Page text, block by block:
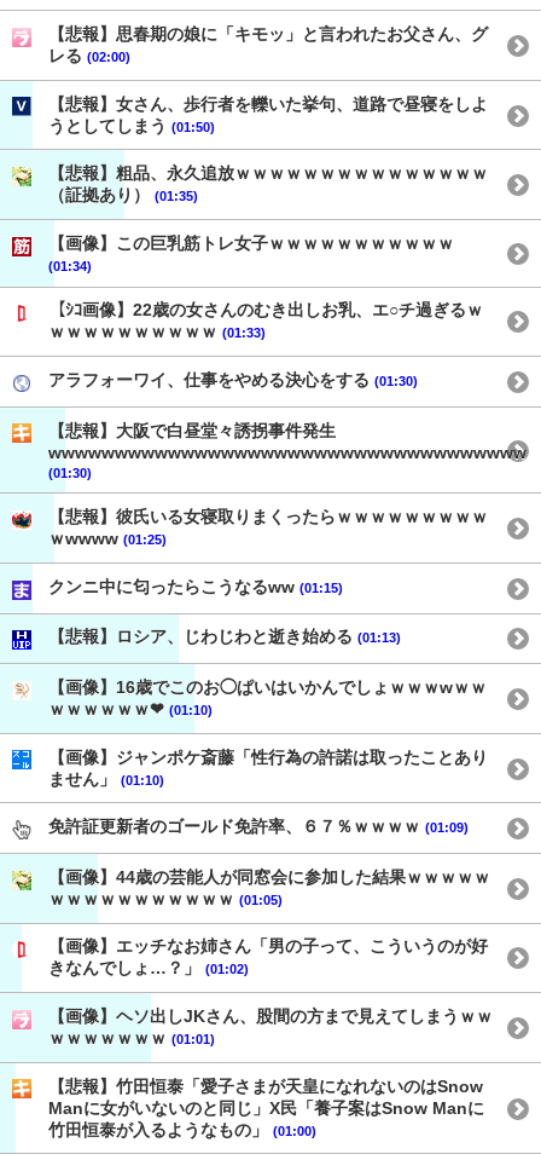
【悲報】思春期の娘に「キモッ」と言われたお父さん、グ
レる (02:00)
【悲報】女さん、歩行者を轢いた挙句、道路で昼寝をしよ
うとしてしまう (01:50)
【悲報】粗品、永久追放ｗｗｗｗｗｗｗｗｗｗｗｗｗｗｗ
（証拠あり）
(01:35)
【画像】この巨乳筋トレ女子ｗｗｗｗｗｗｗｗｗｗｗ
(01:34)
【ｼｺ画像】22歳の女さんのむき出しお乳、エ○チ過ぎるｗ
ｗｗｗｗｗｗｗｗｗｗ (01:33)
アラフォーワイ、仕事をやめる決心をする (01:30)
【悲報】大阪で白昼堂々誘拐事件発生
wwwwwwwwwwwwwwwwwwwwwwwwwwwwwwwwwwww
(01:30)
【悲報】彼氏いる女寝取りまくったらｗｗｗｗｗｗｗｗｗ
ｗwwww (01:25)
クンニ中に匂ったらこうなるww (01:15)
【悲報】ロシア、じわじわと逝き始める (01:13)
【画像】16歳でこのお◯ぱいはいかんでしょｗｗｗwｗｗ
ｗｗｗｗｗｗ❤ (01:10)
【画像】ジャンポケ斎藤「性行為の許諾は取ったことあり
ません」
(01:10)
免許証更新者のゴールド免許率、６７％ｗｗｗｗ (01:09)
【画像】44歳の芸能人が同窓会に参加した結果ｗｗｗｗｗ
ｗｗｗｗｗｗｗｗｗｗｗ (01:05)
【画像】エッチなお姉さん「男の子って、こういうのが好
きなんでしょ…？」
(01:02)
【画像】ヘソ出しJKさん、股間の方まで見えてしまうｗｗ
ｗｗｗｗｗｗｗ (01:01)
【悲報】竹田恒泰「愛子さまが天皇になれないのはSnow
Manに女がいないのと同じ」X民「養子案はSnow Manに
竹田恒泰が入るようなもの」
(01:00)